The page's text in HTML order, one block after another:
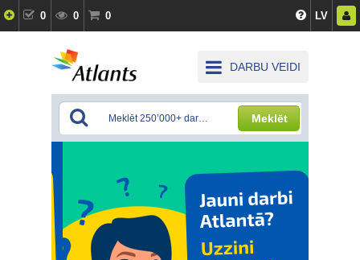
0 0 0 LV
DARBU VEIDI
Meklēt